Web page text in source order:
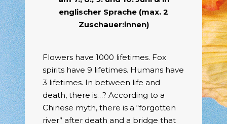
englischer Sprache (max. 2
Zuschauer:innen)
Flowers have 1000 lifetimes. Fox
spirits have 9 lifetimes. Humans have
3 lifetimes. In between life and
death, there is…? According to a
Chinese myth, there is a “forgotten
river” after death and a bridge that